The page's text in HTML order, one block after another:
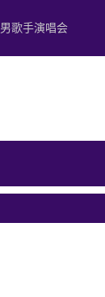
男歌手演唱会